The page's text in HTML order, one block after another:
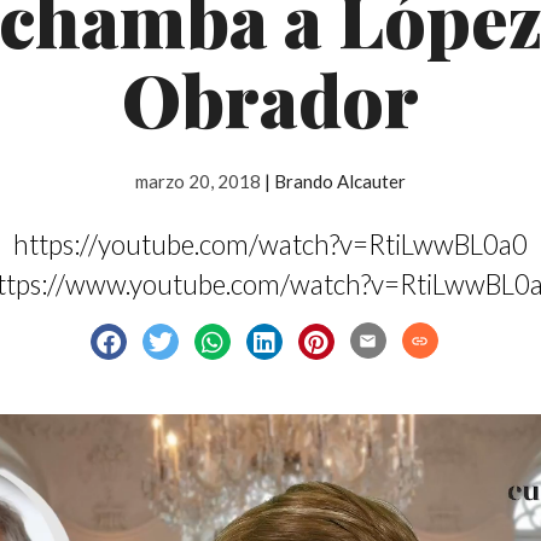
Obrador
marzo 20, 2018 | Brando Alcauter
https://youtube.com/watch?v=RtiLwwBL0a0
www.youtube.com/
email link